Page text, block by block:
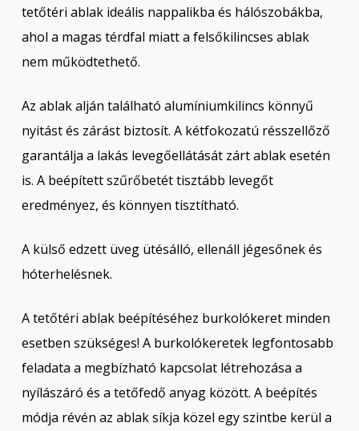
tetőtéri ablak ideális nappalikba és hálószobákba,
ahol a magas térdfal miatt a felsőkilincses ablak
nem működtethető.
Az ablak alján található alumíniumkilincs könnyű
nyitást és zárást biztosít. A kétfokozatú résszellőző
garantálja a lakás levegőellátását zárt ablak esetén
is. A beépített szűrőbetét tisztább levegőt
eredményez, és könnyen tisztítható.
A külső edzett üveg ütésálló, ellenáll jégesőnek és
hóterhelésnek.
A tetőtéri ablak beépítéséhez burkolókeret minden
esetben szükséges! A burkolókeretek legfontosabb
feladata a megbízható kapcsolat létrehozása a
nyílászáró és a tetőfedő anyag között. A beépítés
módja révén az ablak síkja közel egy szintbe kerül a